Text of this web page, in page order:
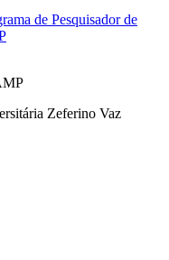
de Pesquisador de
Zeferino Vaz